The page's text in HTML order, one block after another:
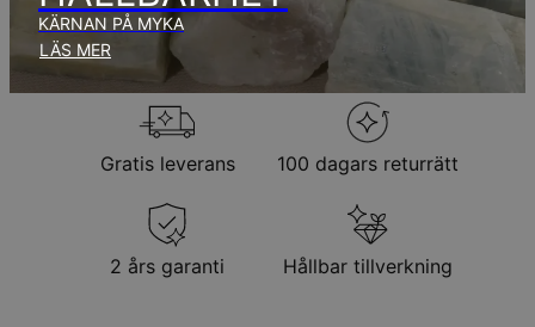
Returpolicy
Observera att personliga smycken är unika och endast kan
returneras för utbyte eller butikskredit
KÄRNAN PÅ MYKA
LÄS MER
Gratis leverans 100 dagars returrätt
2 års garanti Hållbar tillverkning